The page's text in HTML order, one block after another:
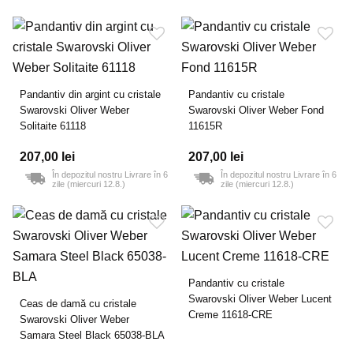
Pandantiv din argint cu cristale
Swarovski Oliver Weber
Solitaite 61118
207,00 lei
În depozitul nostru Livrare în 6
zile (miercuri 12.8.)
Pandantiv cu cristale
Swarovski Oliver Weber Fond
11615R
207,00 lei
În depozitul nostru Livrare în 6
zile (miercuri 12.8.)
Ceas de damă cu cristale
Swarovski Oliver Weber
Samara Steel Black 65038-BLA
Pandantiv cu cristale
Swarovski Oliver Weber Lucent
Creme 11618-CRE